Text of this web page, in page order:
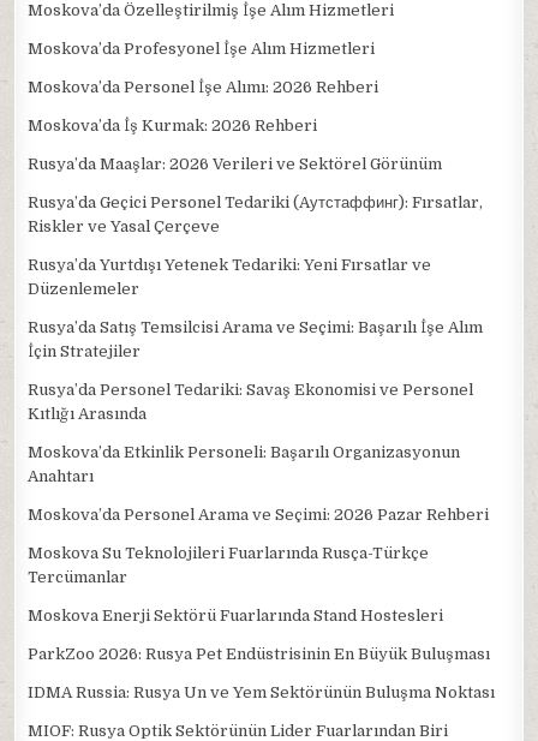
Moskova’da Özelleştirilmiş İşe Alım Hizmetleri
Moskova’da Profesyonel İşe Alım Hizmetleri
Moskova’da Personel İşe Alımı: 2026 Rehberi
Moskova’da İş Kurmak: 2026 Rehberi
Rusya’da Maaşlar: 2026 Verileri ve Sektörel Görünüm
Rusya’da Geçici Personel Tedariki (Aутстаффинг): Fırsatlar,
Riskler ve Yasal Çerçeve
Rusya’da Yurtdışı Yetenek Tedariki: Yeni Fırsatlar ve
Düzenlemeler
Rusya’da Satış Temsilcisi Arama ve Seçimi: Başarılı İşe Alım
İçin Stratejiler
Rusya’da Personel Tedariki: Savaş Ekonomisi ve Personel
Kıtlığı Arasında
Moskova’da Etkinlik Personeli: Başarılı Organizasyonun
Anahtarı
Moskova’da Personel Arama ve Seçimi: 2026 Pazar Rehberi
Moskova Su Teknolojileri Fuarlarında Rusça-Türkçe
Tercümanlar
Moskova Enerji Sektörü Fuarlarında Stand Hostesleri
ParkZoo 2026: Rusya Pet Endüstrisinin En Büyük Buluşması
IDMA Russia: Rusya Un ve Yem Sektörünün Buluşma Noktası
MIOF: Rusya Optik Sektörünün Lider Fuarlarından Biri